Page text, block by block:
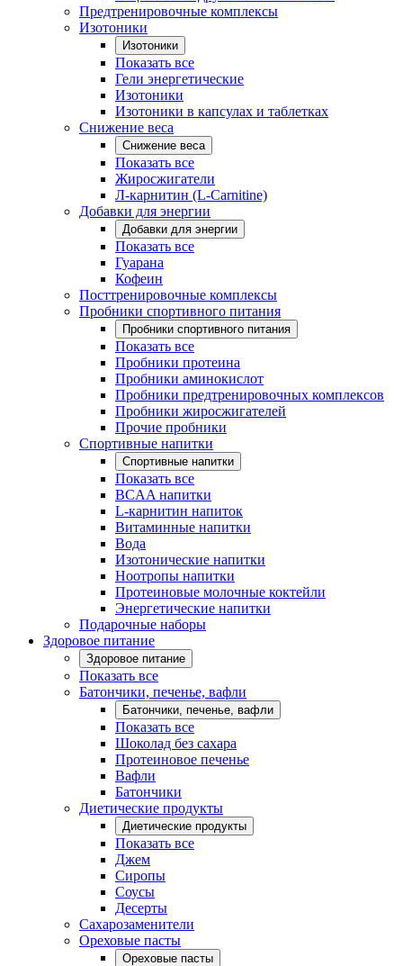
Предтренировочные комплексы
Изотоники
Изотоники
Показать все
Гели энергетические
Изотоники
Изотоники в капсулах и таблетках
Снижение веса
Снижение веса
Показать все
Жиросжигатели
Л-карнитин (L-Carnitine)
Добавки для энергии
Добавки для энергии
Показать все
Гуарана
Кофеин
Посттренировочные комплексы
Пробники спортивного питания
Пробники спортивного питания
Показать все
Пробники протеина
Пробники аминокислот
Пробники предтренировочных комплексов
Пробники жиросжигателей
Прочие пробники
Спортивные напитки
Спортивные напитки
Показать все
BCAA напитки
L-карнитин напиток
Витаминные напитки
Вода
Изотонические напитки
Ноотропы напитки
Протеиновые молочные коктейли
Энергетические напитки
Подарочные наборы
Здоровое питание
Здоровое питание
Показать все
Батончики, печенье, вафли
Батончики, печенье, вафли
Показать все
Шоколад без сахара
Протеиновое печенье
Вафли
Батончики
Диетические продукты
Диетические продукты
Показать все
Джем
Сиропы
Соусы
Десерты
Сахарозаменители
Ореховые пасты
Ореховые пасты